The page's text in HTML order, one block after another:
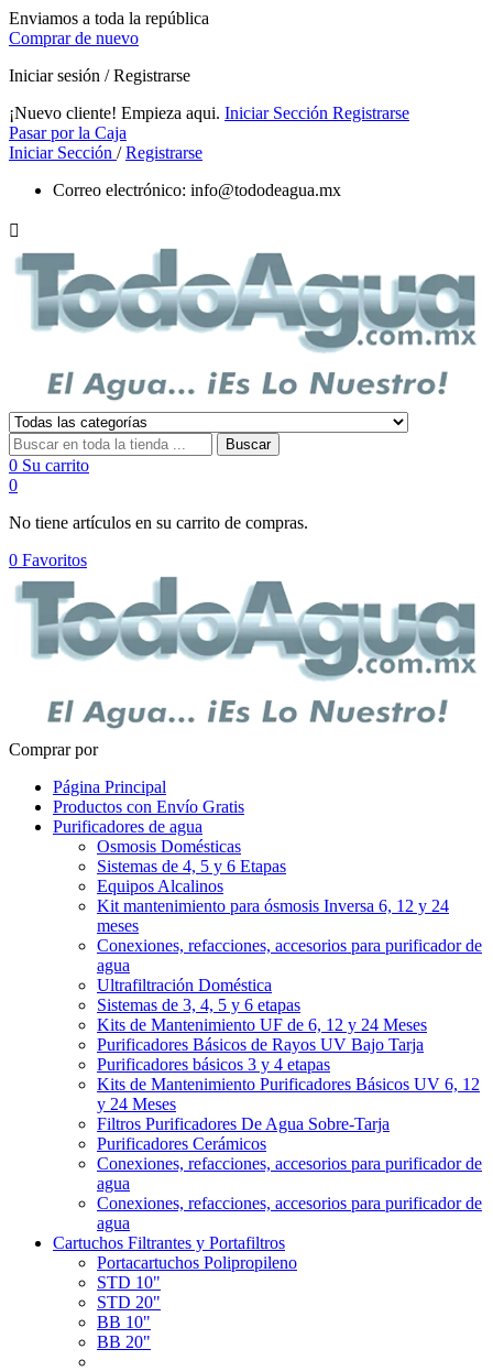
Enviamos a toda la república
Comprar de nuevo
Iniciar sesión / Registrarse
¡Nuevo cliente! Empieza aqui. Iniciar Sección Registrarse
Pasar por la Caja
Iniciar Sección /Registrarse
Correo electrónico: info@tododeagua.mx

Buscar
0 Su carrito
0
No tiene artículos en su carrito de compras.
0 Favoritos
Comprar por
Página Principal
Productos con Envío Gratis
Purificadores de agua
Osmosis Domésticas
Sistemas de 4, 5 y 6 Etapas
Equipos Alcalinos
Kit mantenimiento para ósmosis Inversa 6, 12 y 24
meses
Conexiones, refacciones, accesorios para purificador de
agua
Ultrafiltración Doméstica
Sistemas de 3, 4, 5 y 6 etapas
Kits de Mantenimiento UF de 6, 12 y 24 Meses
Purificadores Básicos de Rayos UV Bajo Tarja
Purificadores básicos 3 y 4 etapas
Kits de Mantenimiento Purificadores Básicos UV 6, 12
y 24 Meses
Filtros Purificadores De Agua Sobre-Tarja
Purificadores Cerámicos
Conexiones, refacciones, accesorios para purificador de
agua
Conexiones, refacciones, accesorios para purificador de
agua
Cartuchos Filtrantes y Portafiltros
Portacartuchos Polipropileno
STD 10"
STD 20"
BB 10"
BB 20"